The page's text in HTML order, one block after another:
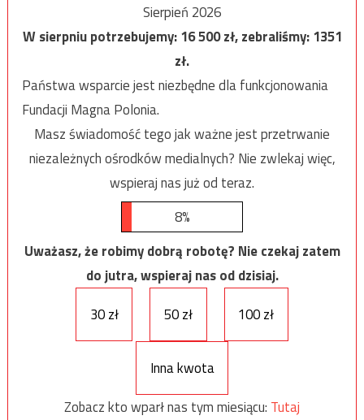
Sierpień 2026
W sierpniu potrzebujemy:16 500zł, zebraliśmy:1351
zł.
Państwa wsparcie jest niezbędne dla funkcjonowania
Fundacji Magna Polonia.
Masz świadomość tego jak ważne jest przetrwanie
niezależnych ośrodków medialnych? Nie zwlekaj więc,
wspieraj nas już od teraz.
8%
Uważasz, że robimy dobrą robotę? Nie czekaj zatem
do jutra, wspieraj nas od dzisiaj.
30 zł
50 zł 100 zł
Inna kwota
Zobacz kto wparł nas tym miesiącu: Tutaj